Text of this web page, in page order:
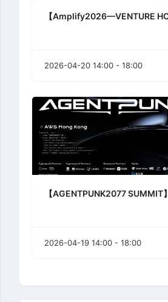
【Amplify2026—VENTURE
2026-04-20 14:00 - 18:00
【AGENTPUNK2077 SUMMIT】
2026-04-19 14:00 - 18:00